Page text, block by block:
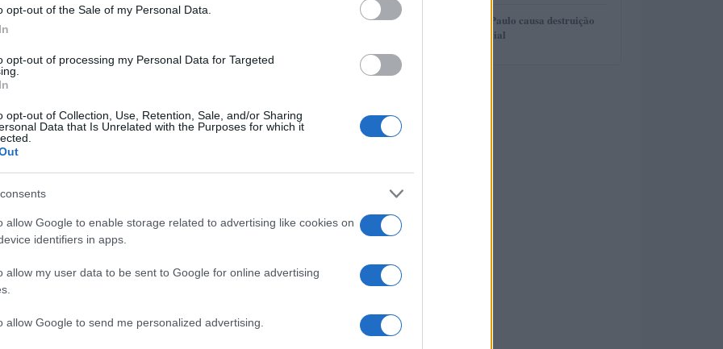
opt-out of the Sale of my Personal Data.
opt-out of processing my Personal Data for Targeted
opt-out of Collection, Use, Retention, Sale, and/or Sharing
Data that Is Unrelated with the Purposes for which it
allow Google to enable storage related to advertising like cookies on
identifiers in apps.
allow my user data to be sent to Google for online advertising
allow Google to send me personalized advertising.
as discussões que estão acontecendo no Congresso
estão sendo analisados e podem ter um
define os poderes das agências reguladoras; e a lei
a implementação de um dólar digital. Você já parou
maior clareza e segurança ao mercado de
para os investidores.
Brasil, acredita que o preço do Bitcoin deve se
para um “forte momentum de alta”. Por
compartilha uma visão otimista a curto prazo,
Week
podem moldar o humor do mercado,
ser anunciadas. Estará o mercado preparado
5
Incêndio em São Paulo causa destruição
em centro comercial